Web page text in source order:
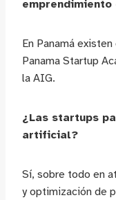
En Panamá
Panama Startup
la AIG.
¿Las startups
artificial?
Sí, sobre todo en
y optimización de